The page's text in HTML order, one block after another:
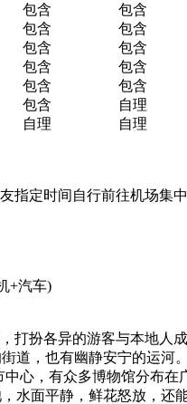
包含 包含
包含 包含
包含 包含
包含 包含
包含 包含
包含 自理
自理 自理
定时间自行前往机场集
+汽车)
扮各异的游客与本地
道，也有幽静安宁的运河。
心，有众多博物馆分布
水面平静，鲜花怒放，还